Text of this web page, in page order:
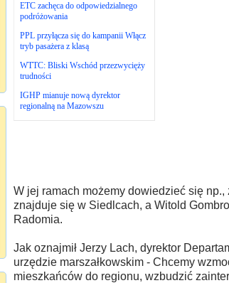
ETC zachęca do odpowiedzialnego
podróżowania
PPL przyłącza się do kampanii Włącz
tryb pasażera z klasą
WTTC: Bliski Wschód przezwycięży
trudności
IGHP mianuje nową dyrektor
regionalną na Mazowszu
W jej ramach możemy dowiedzieć się np.,
znajduje się w Siedlcach, a Witold
Radomia.
Jak oznajmił Jerzy Lach, dyrektor
urzędzie marszałkowskim - Chcemy
mieszkańców do regionu, wzbudzić